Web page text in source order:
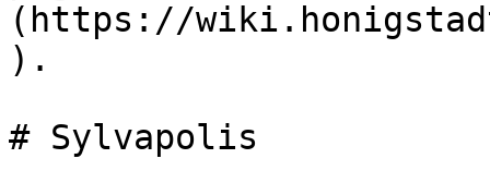
(https://
).
# Sylvapolis